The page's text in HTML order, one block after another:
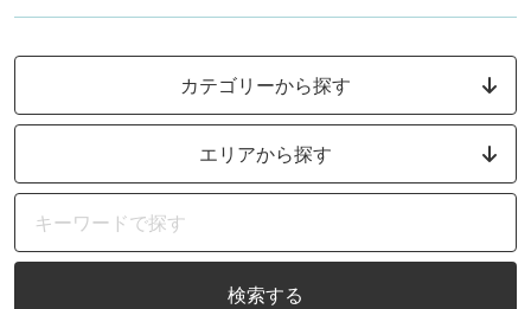
カテゴリーから探す
エリアから探す
検索する